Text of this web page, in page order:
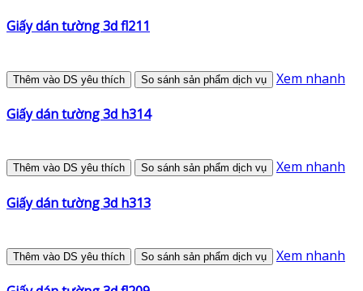
Giấy dán tường 3d fl211
Thêm vào DS yêu thích So sánh sản phẩm dịch vụ Xem nhanh
Giấy dán tường 3d h314
Thêm vào DS yêu thích So sánh sản phẩm dịch vụ Xem nhanh
Giấy dán tường 3d h313
Thêm vào DS yêu thích So sánh sản phẩm dịch vụ Xem nhanh